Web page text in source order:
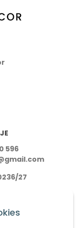
596
27